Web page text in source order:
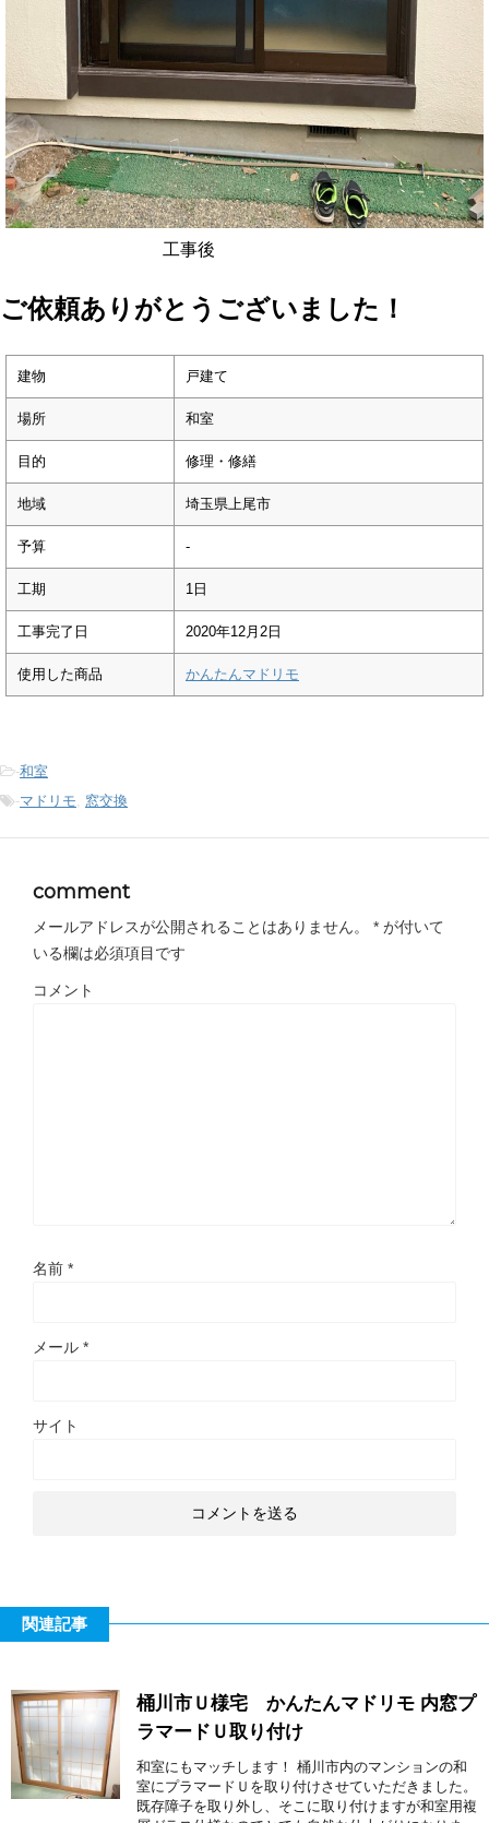
工事後
ご依頼ありがとうございました！
建物 戸建て
場所 和室
目的 修理・修繕
地域 埼玉県上尾市
予算 -
工期 1日
工事完了日 2020年12月2日
使用した商品 かんたんマドリモ
-和室
-マドリモ 窓交換
comment
メールアドレスが公開されることはありません。 * が付いて
いる欄は必須項目です
コメント
名前 *
メール *
サイト
関連記事
桶川市Ｕ様宅 かんたんマドリモ 内窓プ
ラマードＵ取り付け
和室にもマッチします！ 桶川市内のマンションの和
室にプラマードＵを取り付けさせていただきました。
既存障子を取り外し、そこに取り付けますが和室用複